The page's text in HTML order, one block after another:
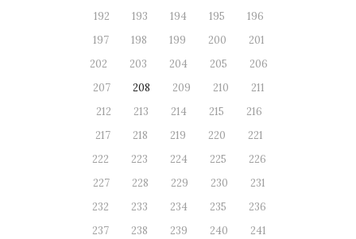
192
193 194 195
196
197
198 199 200
201
202
203 204 205
206
207
208 209 210
211
212
213 214 215
216
217
218 219 220
221
222
223 224 225
226
227
228 229 230
231
232
233 234 235
236
237
238 239 240
241